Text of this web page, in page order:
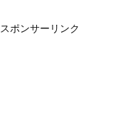
スポンサーリンク